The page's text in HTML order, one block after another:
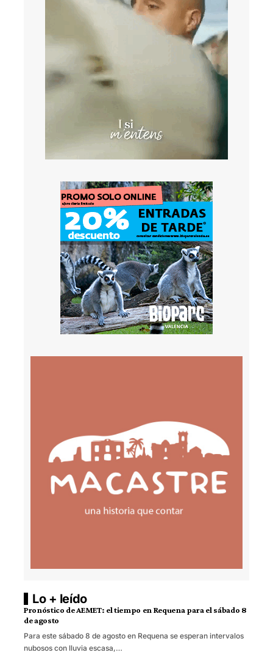
Lo + leído
Pronóstico de AEMET: el tiempo en Requena para el sábado 8
de agosto
Para este sábado 8 de agosto en Requena se esperan intervalos
nubosos con lluvia escasa,…